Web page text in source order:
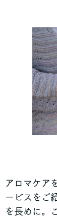
アロマケア
ービスをご
を長めに。